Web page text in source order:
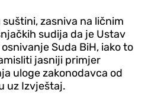
zasniva na ličnim
sudija da je Ustav
Suda BiH, iako to
jasniji primjer
uloge zakonodavca od
uz Izvještaj.